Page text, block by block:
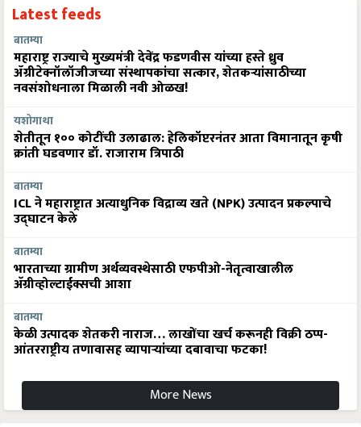
Latest feeds
बातम्या
महाराष्ट्र राज्याचे मुख्यमंत्री देवेंद्र फडणवीस यांच्या हस्ते ध्रुव
ॲग्रीटेक्नॉलॉजीजच्या संस्थापकांचा सत्कार, शेतकऱ्यांसाठीच्या
नवसंशोधनाला मिळाली नवी ओळख!
यशोगाथा
शेतीतून १०० कोटींची उलाढाल: हेलिकॉप्टरनंतर आता विमानातून कृषी
क्रांती घडवणार डॉ. राजाराम त्रिपाठी
बातम्या
ICL ने महाराष्ट्रात अत्याधुनिक विद्राव्य खते (NPK) उत्पादन प्रकल्पाचे
उद्घाटन केले
बातम्या
भारताच्या ग्रामीण अर्थव्यवस्थेसाठी एफपीओ-नेतृत्वाखालील
अ‍ॅग्रीव्होल्टाईक्सची आशा
बातम्या
केळी उत्पादक शेतकरी नाराज… लाखोंचा खर्च करूनही विक्री ठप्प-
आंतरराष्ट्रीय तणावासह व्यापाऱ्यांच्या दबावाचा फटका!
More News